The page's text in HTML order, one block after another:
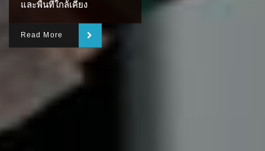
และพื้นที่ใกล้เคียง
Read More